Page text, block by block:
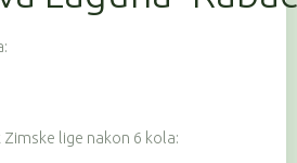
Zimske lige nakon 6 kola: